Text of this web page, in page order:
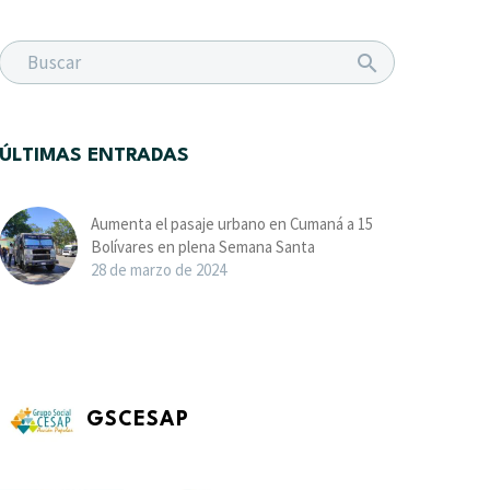
ÚLTIMAS ENTRADAS
Aumenta el pasaje urbano en Cumaná a 15
Bolívares en plena Semana Santa
28 de marzo de 2024
GSCESAP